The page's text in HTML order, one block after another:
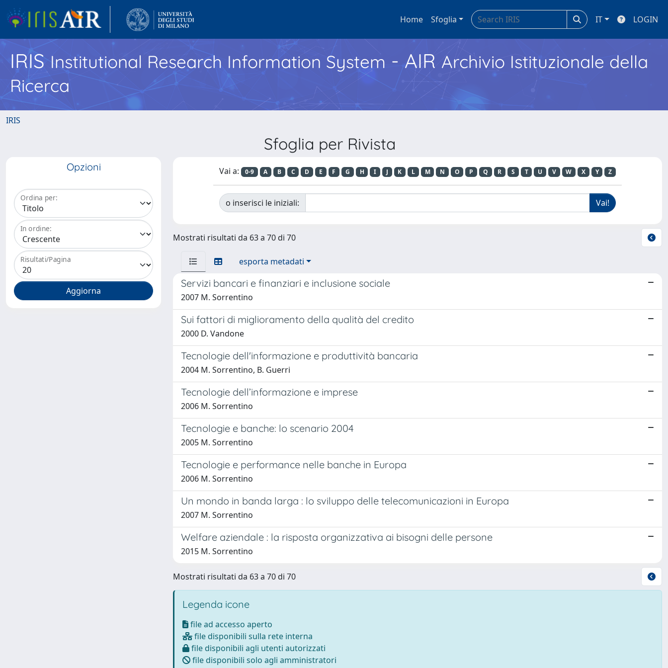
Home Sfoglia IT LOGIN
IRISInstitutional Research Information System - AIR Archivio Istituzionale della
Ricerca
IRIS
Sfoglia per Rivista
Opzioni
Ordina per:
In ordine:
Risultati/Pagina
Vai a: 0-9 A B C D E F G H I J K L M N O P Q R S T U V W X Y Z
o inserisci le iniziali:
Mostrati risultati da 63 a 70 di 70
esporta metadati
Servizi bancari e finanziari e inclusione sociale
2007 M. Sorrentino
Sui fattori di miglioramento della qualità del credito
2000 D. Vandone
Tecnologie dell'informazione e produttività bancaria
2004 M. Sorrentino, B. Guerri
Tecnologie dell’informazione e imprese
2006 M. Sorrentino
Tecnologie e banche: lo scenario 2004
2005 M. Sorrentino
Tecnologie e performance nelle banche in Europa
2006 M. Sorrentino
Un mondo in banda larga : lo sviluppo delle telecomunicazioni in Europa
2007 M. Sorrentino
Welfare aziendale : la risposta organizzativa ai bisogni delle persone
2015 M. Sorrentino
Mostrati risultati da 63 a 70 di 70
Legenda icone
file ad accesso aperto
file disponibili sulla rete interna
file disponibili agli utenti autorizzati
file disponibili solo agli amministratori